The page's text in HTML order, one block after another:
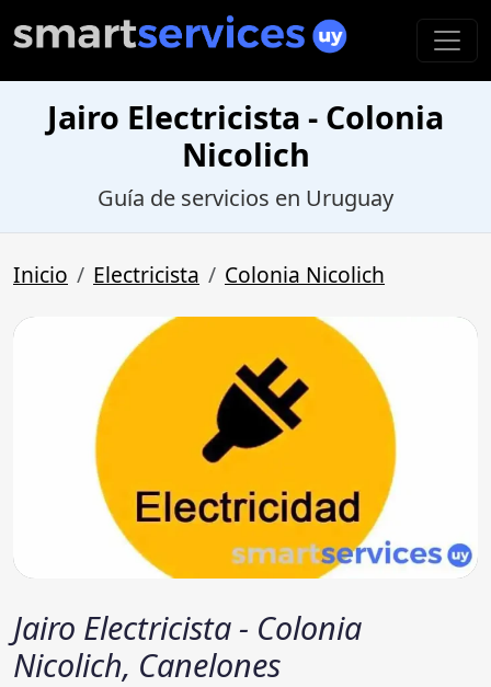
Jairo Electricista - Colonia
Nicolich
Guía de servicios en Uruguay
Inicio Electricista Colonia Nicolich
Jairo Electricista - Colonia
Nicolich, Canelones